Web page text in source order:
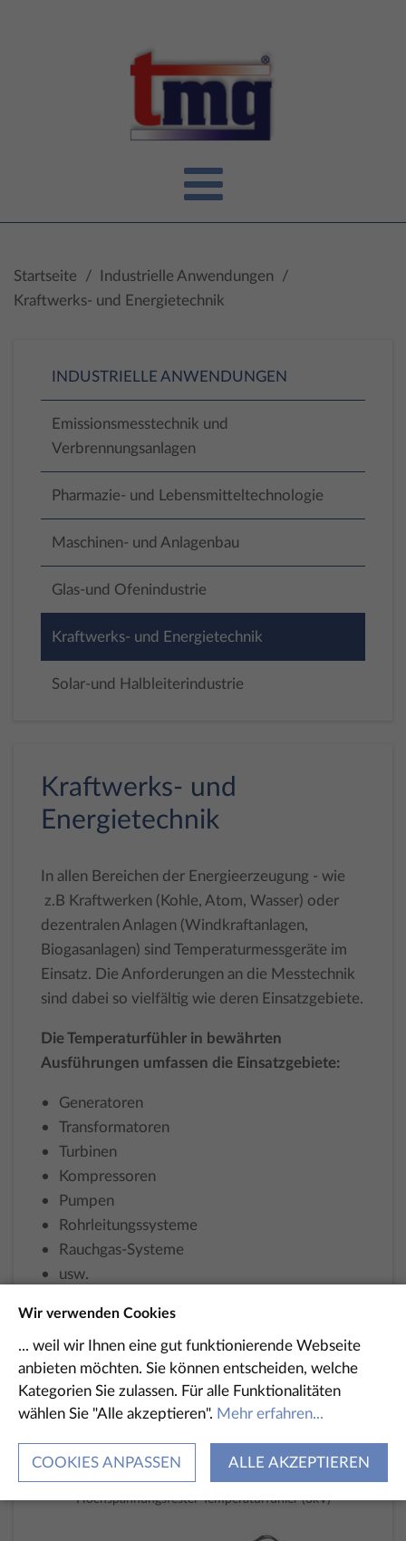
Startseite / Industrielle Anwendungen /
Kraftwerks- und Energietechnik
INDUSTRIELLE ANWENDUNGEN
Emissionsmesstechnik und
Verbrennungsanlagen
Pharmazie- und Lebensmitteltechnologie
Maschinen- und Anlagenbau
Glas-und Ofenindustrie
Kraftwerks- und Energietechnik
Solar-und Halbleiterindustrie
Kraftwerks- und
Energietechnik
In allen Bereichen der Energieerzeugung - wie
z.B Kraftwerken (Kohle, Atom, Wasser) oder
dezentralen Anlagen (Windkraftanlagen,
Biogasanlagen) sind Temperaturmessgeräte im
Einsatz. Die Anforderungen an die Messtechnik
sind dabei so vielfältig wie deren Einsatzgebiete.
Die Temperaturfühler in bewährten
Ausführungen umfassen die Einsatzgebiete:
Generatoren
Transformatoren
Turbinen
Kompressoren
Pumpen
Rohrleitungssysteme
Rauchgas-Systeme
usw.
Typenbeispiele
Hochspannungsfester Temperaturfühler (3kV)
Wir verwenden Cookies
... weil wir Ihnen eine gut funktionierende Webseite
anbieten möchten. Sie können entscheiden, welche
Kategorien Sie zulassen. Für alle Funktionalitäten
wählen Sie "Alle akzeptieren". Mehr erfahren...
COOKIES ANPASSEN ALLE AKZEPTIEREN